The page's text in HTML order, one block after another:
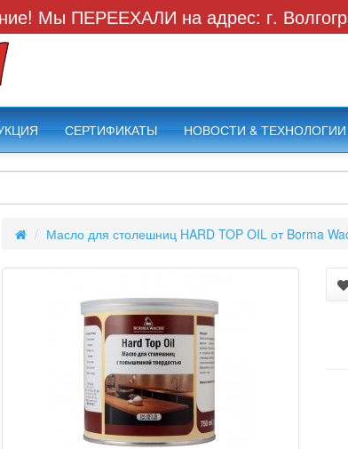
Мы ПЕРЕЕХАЛИ на адрес: г.
СЕРТИФИКАТЫ НОВОСТИ & ТЕХНОЛОГИИ
Масло для столешниц HARD TOP OIL от Borma